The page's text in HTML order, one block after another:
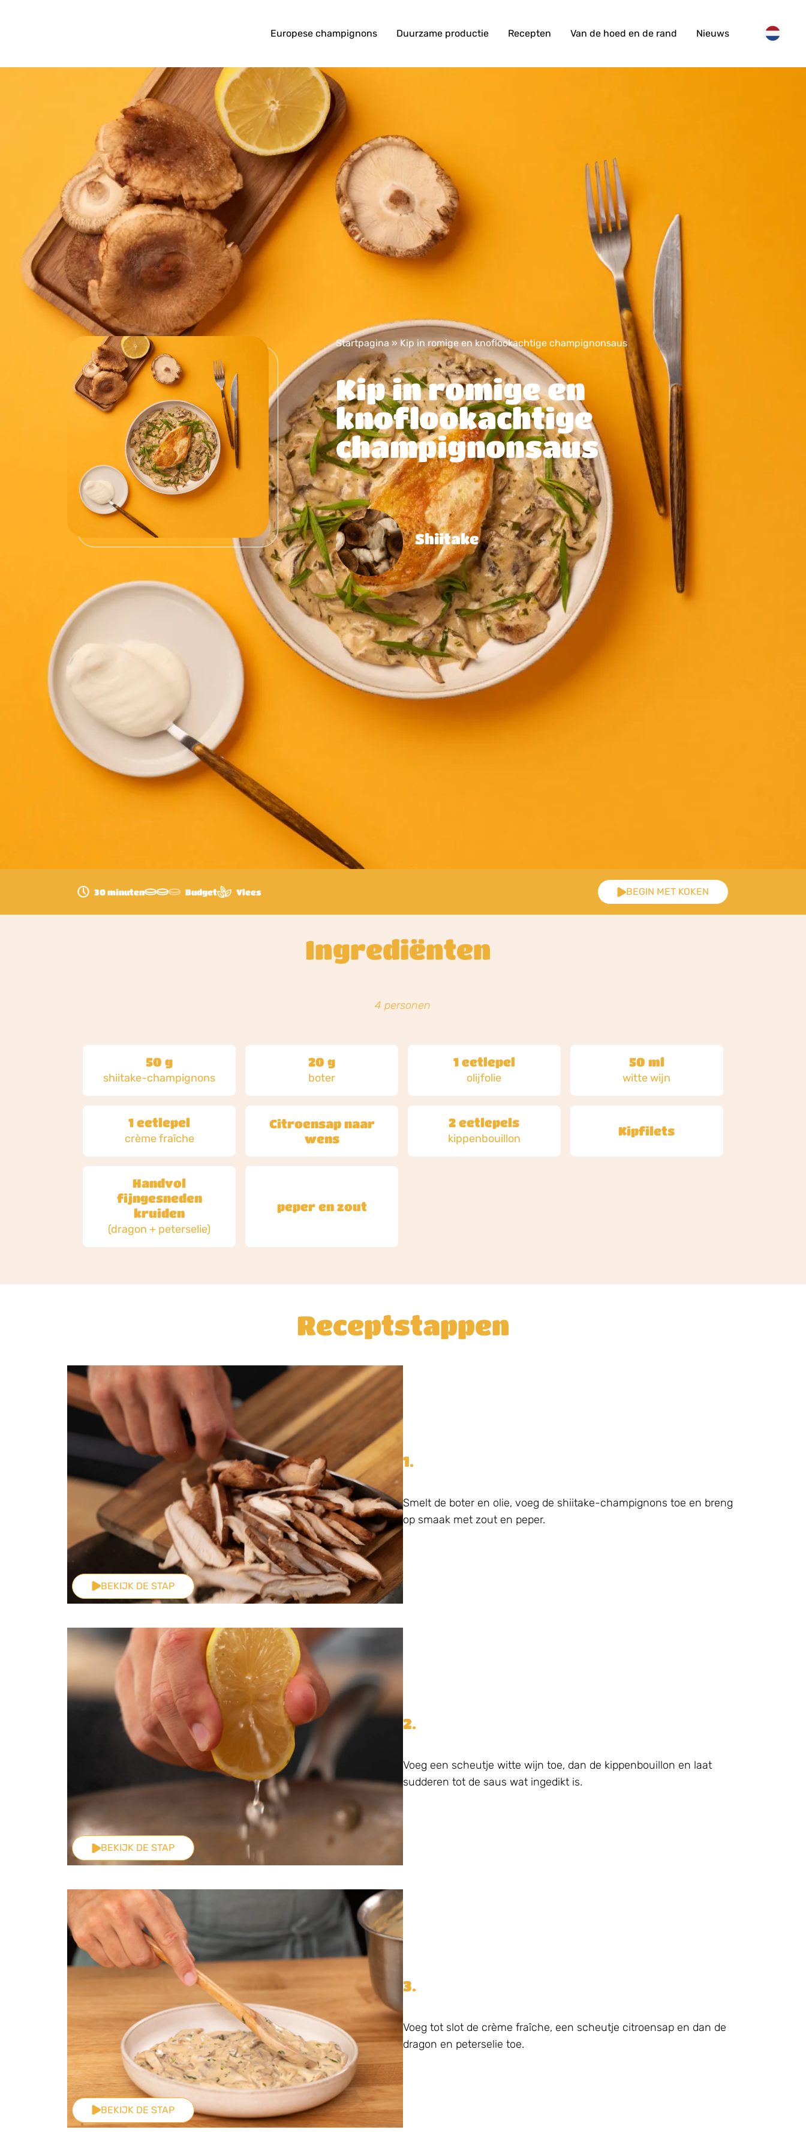
Europese champignons Duurzame productie Recepten Van de hoed en de rand Nieuws
Startpagina» Kip in romige en knoflookachtige champignonsaus
Kip in romige en
knoflookachtige
champignonsaus
Shiitake
30 minuten Budget Vlees BEGIN MET KOKEN
Ingrediënten
4 personen
50 g
shiitake-champignons
20 g
boter
1 eetlepel
olijfolie
50 ml
witte wijn
1 eetlepel
crème fraîche
Citroensap naar
wens
2 eetlepels
kippenbouillon
Kipfilets
Handvol
fijngesneden
kruiden
(dragon + peterselie)
peper en zout
Receptstappen
BEKIJK DE STAP
1.
Smelt de boter en olie, voeg de shiitake-champignons toe en breng
op smaak met zout en peper.
BEKIJK DE STAP
2.
Voeg een scheutje witte wijn toe, dan de kippenbouillon en laat
sudderen tot de saus wat ingedikt is.
BEKIJK DE STAP
3.
Voeg tot slot de crème fraîche, een scheutje citroensap en dan de
dragon en peterselie toe.